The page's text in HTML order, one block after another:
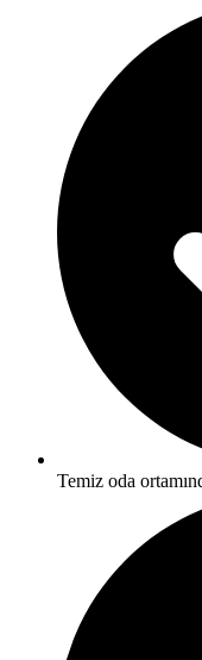
Temiz oda